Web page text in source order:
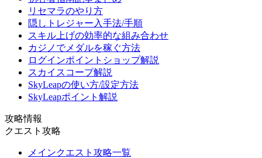
リセマラのやり方
隠しトレジャー入手法/手順
スキル上げの効率的な組み合わせ
カジノでメダルを稼ぐ方法
ログインポイントショップ解説
スカイスコープ解説
SkyLeapの使い方/設定方法
SkyLeapポイント解説
攻略情報
クエスト攻略
メインクエスト攻略一覧